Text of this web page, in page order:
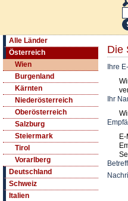
Alle Länder
Österreich
Wien
Burgenland
Kärnten
Niederösterreich
Oberösterreich
Salzburg
Steiermark
Tirol
Vorarlberg
Deutschland
Schweiz
Italien
Die
Ihre
Ihr